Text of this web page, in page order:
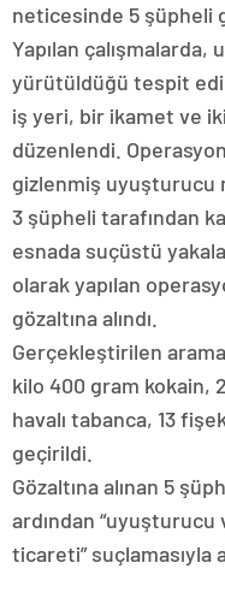
neticesinde 5 şüpheli
Yapılan
yürütüldüğü tespit
iş yeri, bir ikamet ve
düzenlendi.
gizlenmiş uyuşturucu
3 şüpheli tarafından
esnada suçüstü
olarak yapılan
gözaltına alındı.
Gerçekleştirilen
kilo 400 gram kokain,
havalı tabanca, 13
geçirildi.
Gözaltına alınan 5
ardından “uyuşturucu
ticareti” suçlamasıyla